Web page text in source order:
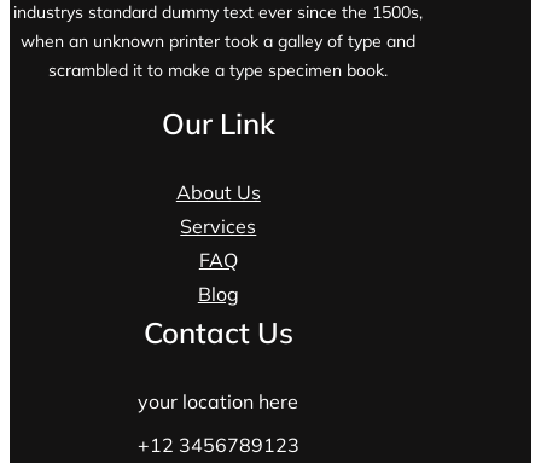
industrys standard dummy text ever since the 1500s,
when an unknown printer took a galley of type and
scrambled it to make a type specimen book.
Our Link
About Us
Services
FAQ
Blog
Contact Us
your location here
+12 3456789123